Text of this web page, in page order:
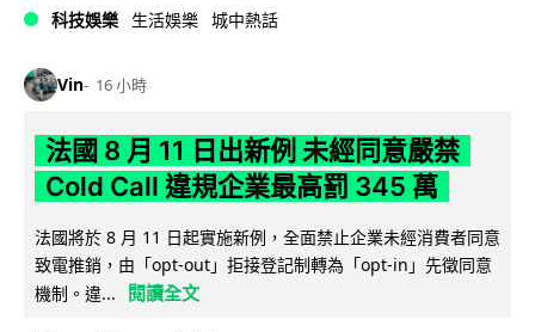
科技娛樂 生活娛樂 城中熱話
Vin 16 小時
法國 8 月 11 日出新例 未經同意嚴禁
Cold Call 違規企業最高罰 345 萬
法國將於 8 月 11 日起實施新例，全面禁止企業未經消費者同意
致電推銷，由「opt-out」拒接登記制轉為「opt-in」先徵同意
機制。違...
閱讀全文